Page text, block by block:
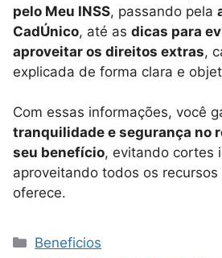
pelo Meu INSS, passando pela
CadÚnico, até as dicas para
aproveitar os direitos extras,
explicada de forma clara e
Com essas informações, você
tranquilidade e segurança no
seu benefício, evitando cortes
aproveitando todos os recursos
oferece.
Categorias
Beneficios